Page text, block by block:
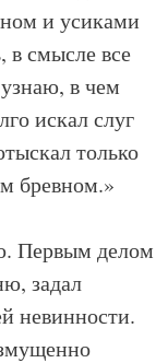
и усиками
в смысле все
в чем
искал слуг
только
бревном.»
Первым делом
задал
невинности.